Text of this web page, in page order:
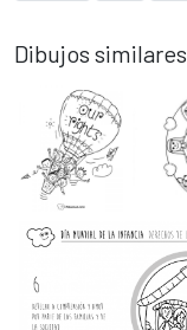
Dibujos similares